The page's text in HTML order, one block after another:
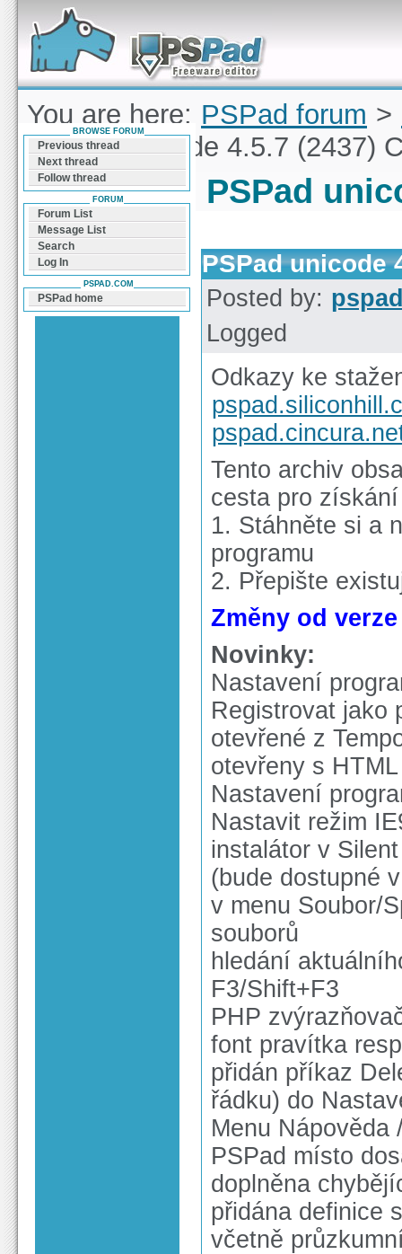
Forum can help you solve problems and quickly
find a solution with PSPad for Microsoft
Windows
You are here: PSPad forum >
PSPad unicode 4.5.7 (2437)
PSPad
PSPad unicode
Posted by:
Logged
Odkazy ke
Tento archiv
cesta pro
1. Stáhněte si a
programu
2. Přepište
Změny od verze
Novinky:
Nastavení
Registrovat jako
otevřené z
otevřeny s
Nastavení
Nastavit režim
instalátor v
(bude dostupné
v menu Soubor/
souborů
hledání
F3/Shift+F3
PHP
font pravítka
přidán příkaz
řádku) do
Menu Nápověda
PSPad místo
doplněna
přidána definice
včetně
BROWSE FORUM
Previous thread
Next thread
Follow thread
FORUM
Forum List
Message List
Search
Log In
PSPAD.COM
PSPad home